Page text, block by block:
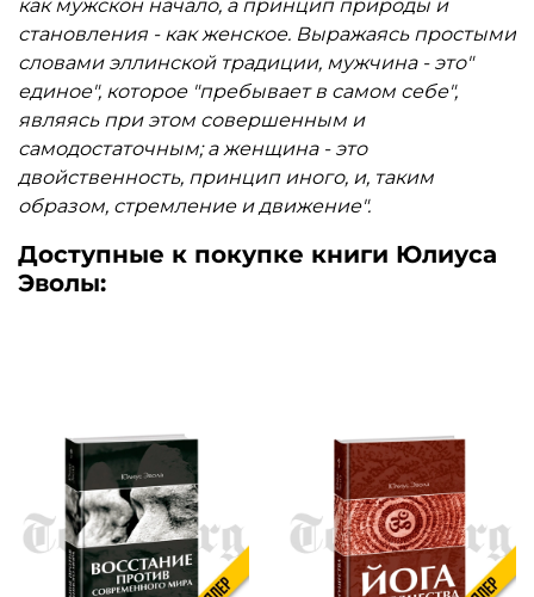
как мужскон начало, а принцип природы и
становления - как женское. Выражаясь простыми
словами эллинской традиции, мужчина - это"
единое", которое "пребывает в самом себе",
являясь при этом совершенным и
самодостаточным; а женщина - это
двойственность, принцип иного, и, таким
образом, стремление и движение".
Доступные к покупке книги Юлиуса
Эволы: